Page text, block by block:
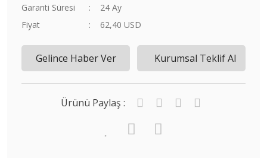
Garanti Süresi
24 Ay
Fiyat
62,40 USD
Gelince Haber Ver Kurumsal Teklif Al
Ürünü Paylaş :